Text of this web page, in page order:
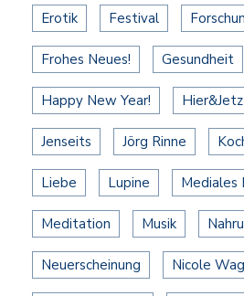
Erotik Festival
Frohes Neues! Gesundheit
Happy New Year!
Jenseits Jörg Rinne
Liebe Lupine Mediales
Meditation Musik
Neuerscheinung Nicole